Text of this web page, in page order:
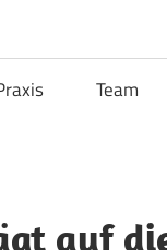
Team
auf